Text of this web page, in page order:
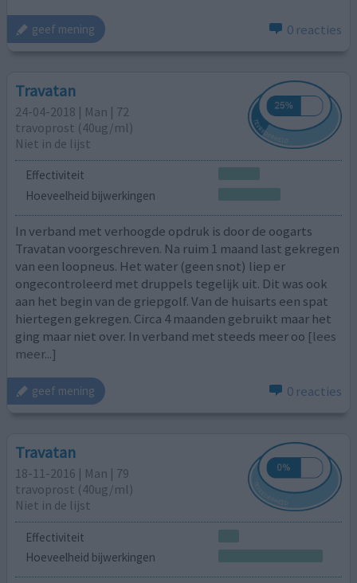
geef mening 0 reacties
Travatan
24-04-2018 | Man | 72
travoprost (40ug/ml)
Niet in de lijst
Effectiviteit
Hoeveelheid bijwerkingen
In verband met verhoogde opdruk is door de oogarts
Travatan voorgeschreven. Na ruim 1 maand last gekregen
van een loopneus. Het water (geen snot) liep er
ongecontroleerd met druppels tegelijk uit. Dit was ook
aan het begin van de griepgolf. Van de huisarts een spat
hiertegen gekregen. Circa 4 maanden gebruikt maar het
ging maar niet over. In verband met steeds meer oo [lees
meer...]
geef mening 0 reacties
Travatan
18-11-2016 | Man | 79
travoprost (40ug/ml)
Niet in de lijst
Effectiviteit
Hoeveelheid bijwerkingen